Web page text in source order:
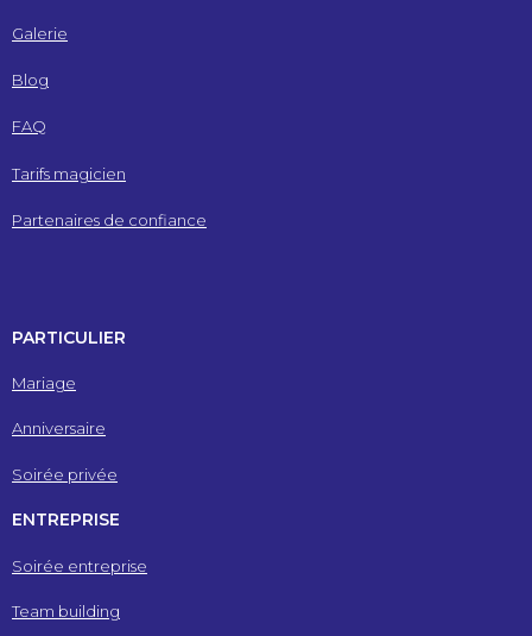
Galerie
Blog
FAQ
Tarifs magicien
Partenaires de confiance
PARTICULIER
Mariage
Anniversaire
Soirée privée
ENTREPRISE
Soirée entreprise
Team building